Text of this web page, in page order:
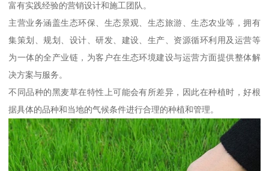
富有实践经验的营销设计和施工团队。
主营业务涵盖生态环保、生态景观、生态旅游、生态农业等，拥有
集策划、规划、设计、研发、建设、生产、资源循环利用及运营等
为一体的全产业链，为客户在生态环境建设与运营方面提供整体解
决方案与服务。
不同品种的黑麦草在特性上可能会有所差异，因此在种植时，好根
据具体的品种和当地的气候条件进行合理的种植和管理。